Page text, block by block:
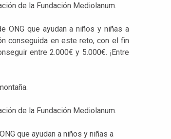
de la Fundación Mediolanum.
ONG que ayudan a niños y niñas a
conseguida en este reto, con el fin
entre 2.000€ y 5.000€. ¡Entre
de la Fundación Mediolanum.
que ayudan a niños y niñas a